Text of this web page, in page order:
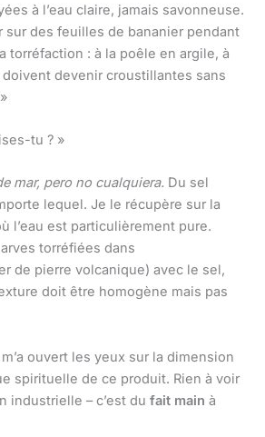
à l’eau claire, jamais savonneuse.
sur des feuilles de bananier pendant
torréfaction : à la poêle en argile, à
devenir croustillantes sans
tu ? »
mar, pero no cualquiera. Du sel
lequel. Je le récupère sur la
l’eau est particulièrement pure.
torréfiées dans
de pierre volcanique) avec le sel,
doit être homogène mais pas
ouvert les yeux sur la dimension
spirituelle de ce produit. Rien à voir
industrielle – c’est du fait main à